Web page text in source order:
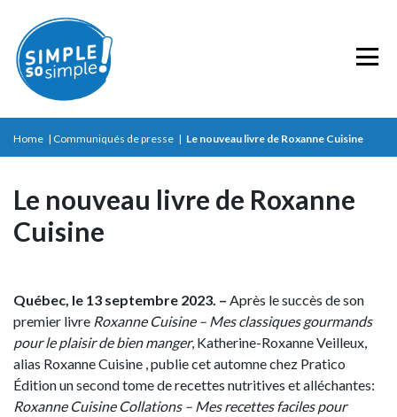
Home | Communiqués de presse | Le nouveau livre de Roxanne Cuisine
Le nouveau livre de Roxanne
Cuisine
Québec, le 13 septembre 2023. – Après le succès de son
premier livre Roxanne Cuisine – Mes classiques gourmands
pour le plaisir de bien manger, Katherine-Roxanne Veilleux,
alias Roxanne Cuisine , publie cet automne chez Pratico
Édition un second tome de recettes nutritives et alléchantes:
Roxanne Cuisine Collations – Mes recettes faciles pour